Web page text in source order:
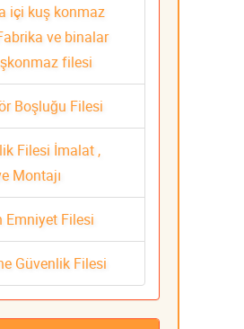
içi kuş konmaz
ve binalar
filesi
Boşluğu Filesi
Filesi İmalat ,
Montajı
Emniyet Filesi
Güvenlik Filesi